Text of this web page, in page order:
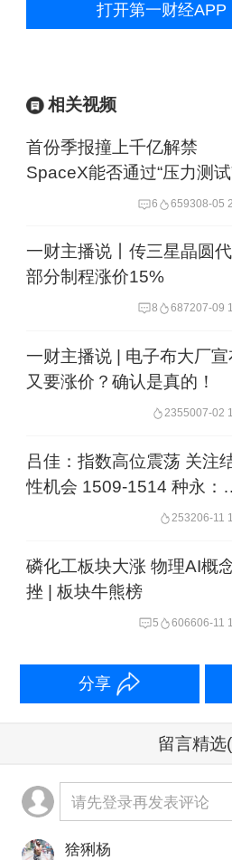
打开第一财经APP
相关视频
首份季报撞上千亿解禁
SpaceX能否通过“压力测试
6 659308-05
一财主播说丨传三星晶圆
部分制程涨价15%
8 687207-09
一财主播说 | 电子布大厂宣
又要涨价？确认是真的！
2355007-02
吕佳：指数高位震荡 关注
性机会 1509-1514 种永：
253206-11
磷化工板块大涨 物理AI概
挫 | 板块牛熊榜
5 606606-11
分享
留言精选
请先登录再发表评论
猞猁杨